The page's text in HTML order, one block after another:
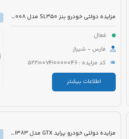
مزایده دولتی خودرو بنز SL350 مدل 2008 رنگ مشکی روغنی
فعال
فارس - شیراز
کد مزایده : 5221007410000046
اطلاعات بیشتر
مزایده دولتی خودرو پراید GTX مدل 1383 رنگ سفید